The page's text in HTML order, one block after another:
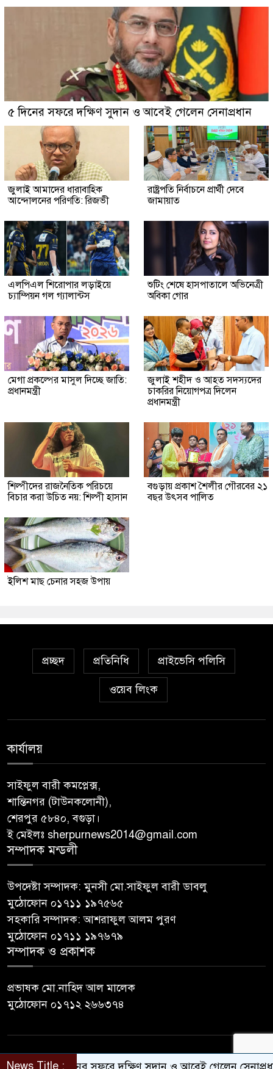
৫ দিনের সফরে দক্ষিণ সুদান ও আবেই গেলেন সেনাপ্রধান
জুলাই আমাদের ধারাবাহিক
আন্দোলনের পরিণতি: রিজভী
রাষ্ট্রপতি নির্বাচনে প্রার্থী দেবে
জামায়াত
এলপিএল শিরোপার লড়াইয়ে
চ্যাম্পিয়ন গল গ্যালান্টস
শুটিং শেষে হাসপাতালে অভিনেত্রী
অবিকা গোর
মেগা প্রকল্পের মাসুল দিচ্ছে জাতি:
প্রধানমন্ত্রী
জুলাই শহীদ ও আহত সদস্যদের
চাকরির নিয়োগপত্র দিলেন
প্রধানমন্ত্রী
শিল্পীদের রাজনৈতিক পরিচয়ে
বিচার করা উচিত নয়: শিল্পী হাসান
বগুড়ায় প্রকাশ শৈলীর গৌরবের ২১
বছর উৎসব পা‌লিত
ইলিশ মাছ চেনার সহজ উপায়
প্রচ্ছদ প্রতিনিধি প্রাইভেসি পলিসি
ওয়েব লিংক
কার্যালয়
সাইফুল বারী কমপ্লেক্স,
শান্তিনগর (টাউনকলোনী),
শেরপুর ৫৮৪০, বগুড়া।
ই মেইলঃ sherpurnews2014@gmail.com
সম্পাদক মন্ডলী
উপদেষ্টা সম্পাদক: মুনসী মো.সাইফুল বারী ডাবলু
মুঠোফোন ০১৭১১ ১৯৭৫৬৫
সহকারি সম্পাদক: আশরাফুল আলম পুরণ
মুঠোফোন ০১৭১১ ১৯৭৬৭৯
সম্পাদক ও প্রকাশক
প্রভাষক মো.নাহিদ আল মালেক
মুঠোফোন ০১৭১২ ২৬৬৩৭৪
© All rights reserved © sherpurnews24
News Title :